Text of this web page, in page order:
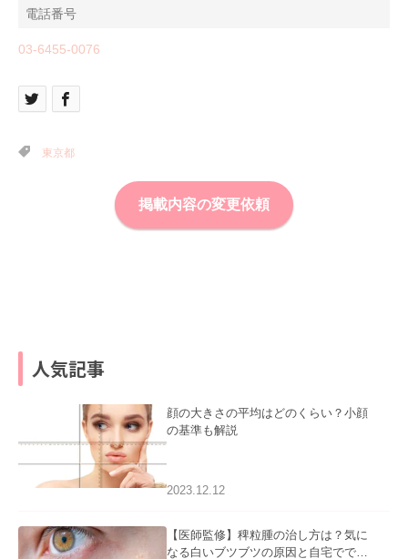
電話番号
03-6455-0076
東京都
掲載内容の変更依頼
人気記事
顔の大きさの平均はどのくらい？小顔
の基準も解説
2023.12.12
【医師監修】稗粒腫の治し方は？気に
なる白いブツブツの原因と自宅ででき